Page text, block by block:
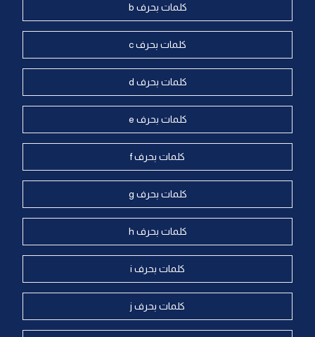
كلمات بحرف b
كلمات بحرف c
كلمات بحرف d
كلمات بحرف e
كلمات بحرف f
كلمات بحرف g
كلمات بحرف h
كلمات بحرف i
كلمات بحرف j